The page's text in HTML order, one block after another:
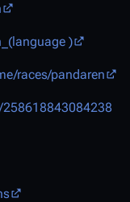
)
races/pandaren